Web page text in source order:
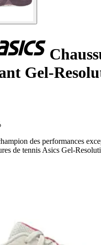
Gel-
des performances
de tennis Asics Gel-